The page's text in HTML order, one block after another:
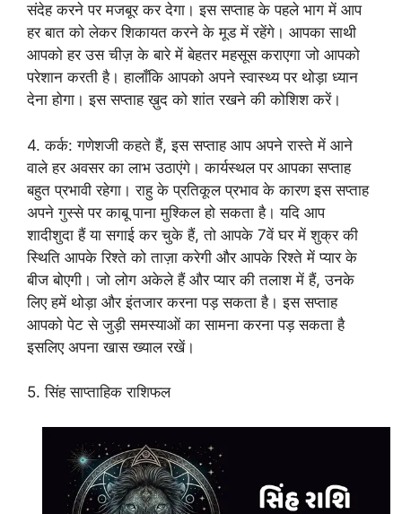
संदेह करने पर मजबूर कर देगा। इस सप्ताह के पहले भाग में आप
हर बात को लेकर शिकायत करने के मूड में रहेंगे। आपका साथी
आपको हर उस चीज़ के बारे में बेहतर महसूस कराएगा जो आपको
परेशान करती है। हालाँकि आपको अपने स्वास्थ्य पर थोड़ा ध्यान
देना होगा। इस सप्ताह ख़ुद को शांत रखने की कोशिश करें।
4. कर्क: गणेशजी कहते हैं, इस सप्ताह आप अपने रास्ते में आने
वाले हर अवसर का लाभ उठाएंगे। कार्यस्थल पर आपका सप्ताह
बहुत प्रभावी रहेगा। राहु के प्रतिकूल प्रभाव के कारण इस सप्ताह
अपने गुस्से पर काबू पाना मुश्किल हो सकता है। यदि आप
शादीशुदा हैं या सगाई कर चुके हैं, तो आपके 7वें घर में शुक्र की
स्थिति आपके रिश्ते को ताज़ा करेगी और आपके रिश्ते में प्यार के
बीज बोएगी। जो लोग अकेले हैं और प्यार की तलाश में हैं, उनके
लिए हमें थोड़ा और इंतजार करना पड़ सकता है। इस सप्ताह
आपको पेट से जुड़ी समस्याओं का सामना करना पड़ सकता है
इसलिए अपना खास ख्याल रखें।
5. सिंह साप्ताहिक राशिफल